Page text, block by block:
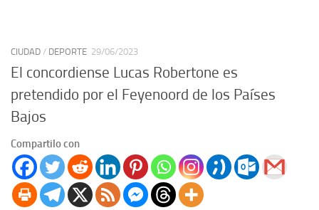
CIUDAD / DEPORTE 29/06/2023
El concordiense Lucas Robertone es
pretendido por el Feyenoord de los Países
Bajos
Compartilo con